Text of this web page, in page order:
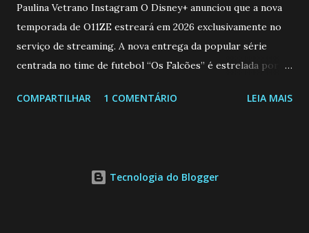
Paulina Vetrano Instagram O Disney+ anunciou que a nova
temporada de O11ZE estreará em 2026 exclusivamente no
serviço de streaming. A nova entrega da popular série
centrada no time de futebol “Os Falcões” é estrelada por
Brum (Dedé), que voltam a interpretar seus personagens
atleta Sergio “Kun” Agüero, além de outras figuras de
COMPARTILHAR 1 COMENTÁRIO LEIA MAIS
Tecnologia do Blogger